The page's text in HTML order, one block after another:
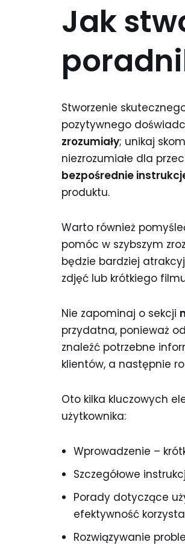
Jak
Stworzenie
pozytywnego
zrozumiały; unikaj
niezrozumiałe dla
bezpośrednie
produktu.
Warto również
pomóc w szybszym
będzie bardziej
zdjęć lub krótkiego
Nie zapominaj o sekcji
przydatna, ponieważ
znaleźć potrzebne
klientów, a następnie
Oto kilka kluczowych
użytkownika:
Wprowadzenie –
Szczegółowe
Porady dotyczące
efektywność
Rozwiązywanie